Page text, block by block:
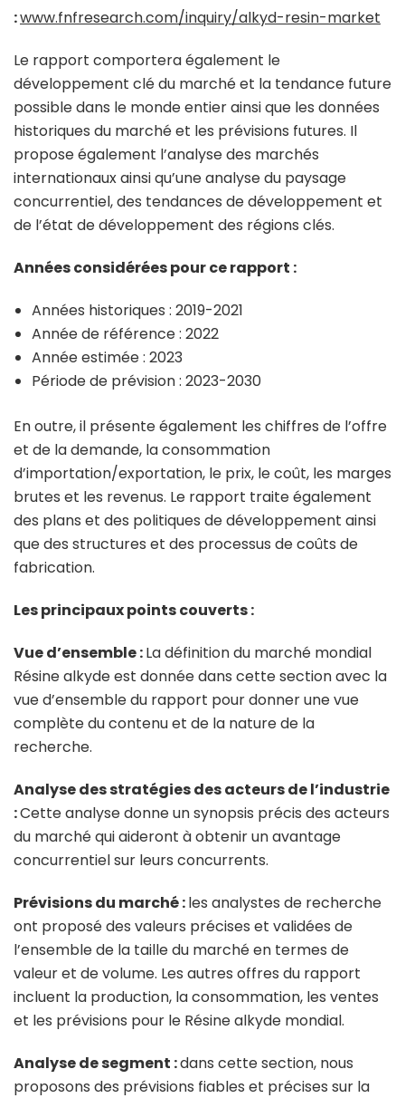
:www.fnfresearch.com/inquiry/alkyd-resin-market
Le rapport comportera également le
développement clé du marché et la tendance future
possible dans le monde entier ainsi que les données
historiques du marché et les prévisions futures. Il
propose également l’analyse des marchés
internationaux ainsi qu’une analyse du paysage
concurrentiel, des tendances de développement et
de l’état de développement des régions clés.
Années considérées pour ce rapport :
Années historiques : 2019-2021
Année de référence : 2022
Année estimée : 2023
Période de prévision : 2023-2030
En outre, il présente également les chiffres de l’offre
et de la demande, la consommation
d’importation/exportation, le prix, le coût, les marges
brutes et les revenus. Le rapport traite également
des plans et des politiques de développement ainsi
que des structures et des processus de coûts de
fabrication.
Les principaux points couverts :
Vue d’ensemble :La définition du marché mondial
Résine alkyde est donnée dans cette section avec la
vue d’ensemble du rapport pour donner une vue
complète du contenu et de la nature de la
recherche.
Analyse des stratégies des acteurs de l’industrie
:Cette analyse donne un synopsis précis des acteurs
du marché qui aideront à obtenir un avantage
concurrentiel sur leurs concurrents.
Prévisions du marché :les analystes de recherche
ont proposé des valeurs précises et validées de
l’ensemble de la taille du marché en termes de
valeur et de volume. Les autres offres du rapport
incluent la production, la consommation, les ventes
et les prévisions pour le Résine alkyde mondial.
Analyse de segment :dans cette section, nous
proposons des prévisions fiables et précises sur la